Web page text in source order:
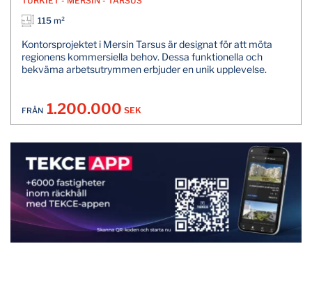
115 m²
Kontorsprojektet i Mersin Tarsus är designat för att möta
regionens kommersiella behov. Dessa funktionella och
bekväma arbetsutrymmen erbjuder en unik upplevelse.
FRÅN 1.200.000 SEK